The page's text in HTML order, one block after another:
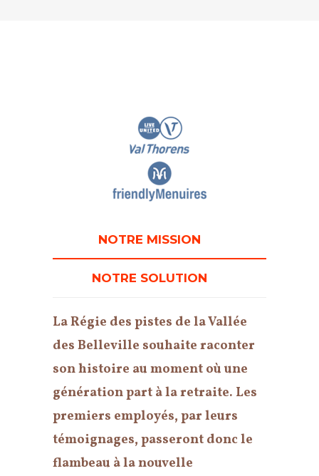
NOTRE MISSION
NOTRE SOLUTION
La Régie des pistes de la Vallée
des Belleville souhaite raconter
son histoire au moment où une
génération part à la retraite. Les
premiers employés, par leurs
témoignages, passeront donc le
flambeau à la nouvelle